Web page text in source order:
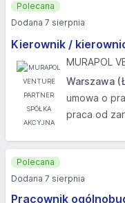
Kierownik /
MURAPOL
Warszawa
umowa o
praca od
Polecana
Dodana 7 sierpnia
Pracownik
Polecana
Dodana 7 sierpnia